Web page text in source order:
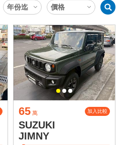
65 萬 加入比較
SUZUKI
JIMNY